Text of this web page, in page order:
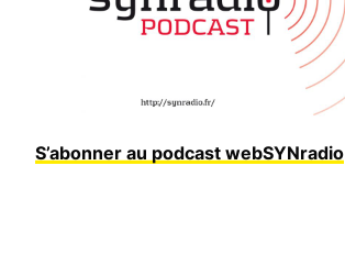
S’abonner au podcast webSYNradio